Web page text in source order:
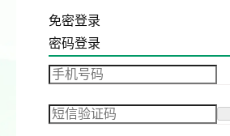
免密登录
密码登录